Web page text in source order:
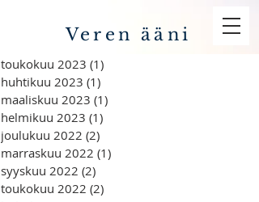
Veren ääni
toukokuu 2023 (1)
huhtikuu 2023 (1)
maaliskuu 2023 (1)
helmikuu 2023 (1)
joulukuu 2022 (2)
marraskuu 2022 (1)
syyskuu 2022 (2)
toukokuu 2022 (2)